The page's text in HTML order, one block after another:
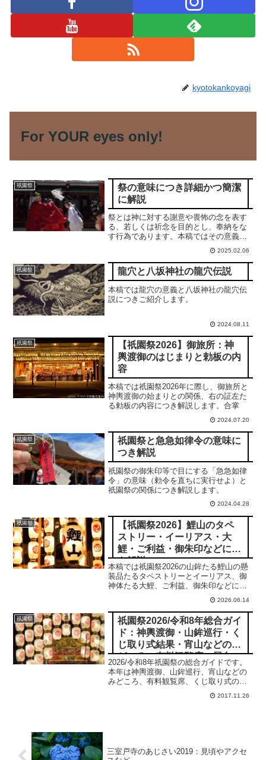
kyotokankoyagi
For YOUR eyes only!
祇園祭
祭の意味につき詳細かつ簡潔
に解説
祭とは神に対する謝意や畏怖の念を表す
る、若しくは祈念を目的とし、奉納をな
す行為であります。本稿ではその意義に
つき詳細かつ簡潔に解説申し上げます。
尚、本稿は適宜加筆修正されます。現在
はver. 2.1です。
2025.02.06
祇園祭 龍穴と八坂神社の龍穴伝説
本稿では龍穴の意義と八坂神社の龍穴伝
説につきご紹介します。
2024.08.11
祇園祭
【祇園祭2026】御旅所：神
輿渡御のはじまりと勅板の内
容
本稿では祇園祭2026年に際し、御旅所と
神輿渡御の始まりとの関係、右の証左た
る勅板の内容につき解説します。合掌
2024.07.20
祇園祭
祇園祭と急急如律令の意味に
つき解説
祇園祭の御朱印等で目にする「急急如律
令」の意味（勅令を直ちに実行せよ）と
祇園祭の関係につき解説します。
2024.04.28
祇園祭
【祇園祭2026】鯉山のタペ
ストリー・イーリアス・大
鯉・ご利益・御朱印などにつ
き解説
本稿では祇園祭2026の山鉾たる鯉山の懸
装品たるタペストリーとイーリアス、御
神体たる大鯉、ご利益、御朱印などにつ
き詳細に解説申しあげます。合掌2026.06.14
祇園祭
祇園祭2026/令和8年総合ガイ
ド：神輿渡御・山鉾巡行・く
じ取り式結果・宵山などのみ
どころ、有料観覧席、屋台、
日程・粽・鉾立などを網羅
2026/令和8年祇園祭の総合ガイドです。
本年は神輿渡御、山鉾巡行、宵山などの
みどころ、有料観覧席、くじ取り式の結
果一覧、歴史や由来、前祭・後祭・山鉾
巡行・神輿渡御などの行事の日程、生稚
2017.11.26
三室戸寺のあじさい2019：見頃やアクセ